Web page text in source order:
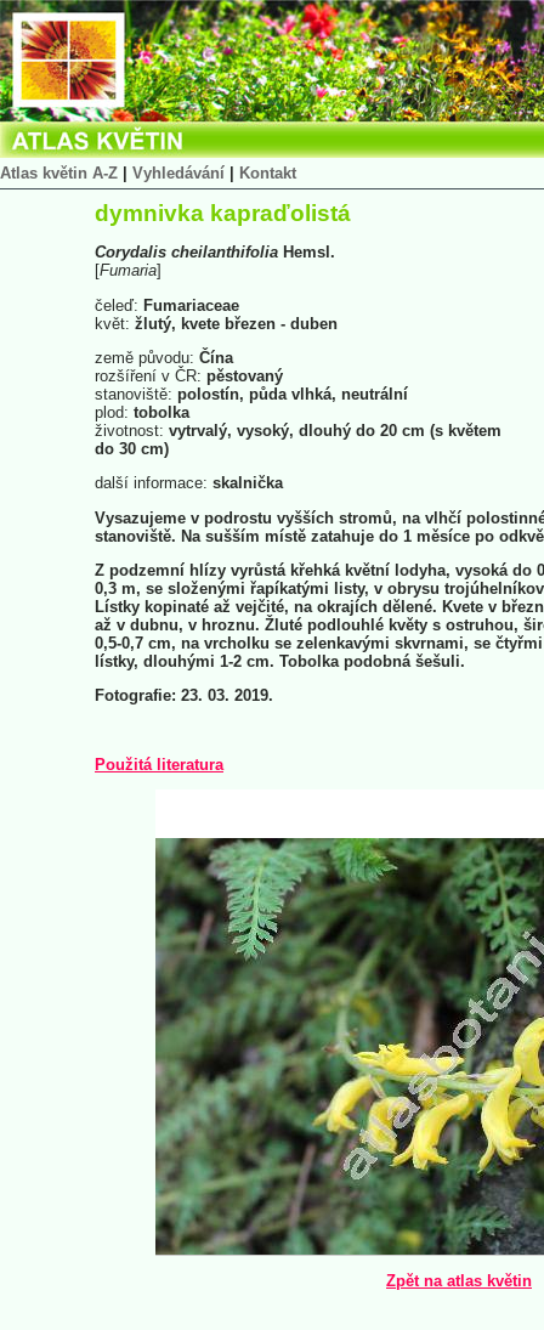
Atlas květin A-Z Vyhledávání Kontakt
dymnivka kapraďolistá
Corydalis cheilanthifolia Hemsl.
[Fumaria]
čeleď: Fumariaceae
květ: žlutý, kvete březen - duben
země původu: Čína
rozšíření v ČR: pěstovaný
stanoviště: polostín, půda vlhká, neutrální
plod: tobolka
životnost: vytrvalý, vysoký, dlouhý do 20 cm (s květem
do 30 cm)
další informace: skalnička
Vysazujeme v podrostu vyšších stromů, na vlhčí
stanoviště. Na sušším místě zatahuje do 1 měsíce po
Z podzemní hlízy vyrůstá křehká květní lodyha, vysoká do
0,3 m, se složenými řapíkatými listy, v obrysu
Lístky kopinaté až vejčité, na okrajích dělené. Kvete v
až v dubnu, v hroznu. Žluté podlouhlé květy s ostruhou,
0,5-0,7 cm, na vrcholku se zelenkavými skvrnami, se čtyřmi
lístky, dlouhými 1-2 cm. Tobolka podobná šešuli.
Fotografie: 23. 03. 2019.
Použitá literatura
Zpět na atlas květin